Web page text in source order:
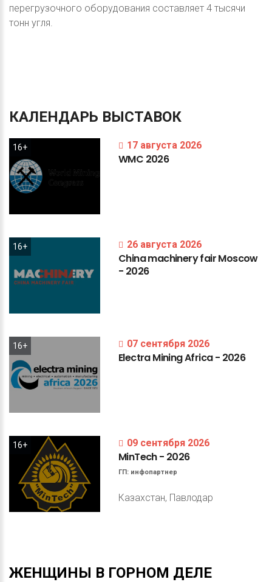
перегрузочного оборудования составляет 4 тысячи
тонн угля.
КАЛЕНДАРЬ ВЫСТАВОК
16+ 17 августа 2026
WMC 2026
16+ 26 августа 2026
ChinamachineryfairMoscow
- 2026
16+ 07 сентября 2026
ElectraMiningAfrica- 2026
16+ 09 сентября 2026
MinTech- 2026
ГП: инфопартнер
Казахстан, Павлодар
ЖЕНЩИНЫ В ГОРНОМ ДЕЛЕ